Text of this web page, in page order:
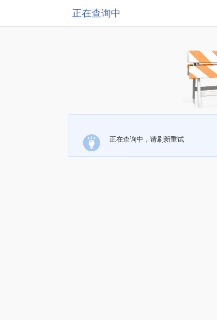
正在查询中
正在查询中，请刷新重试